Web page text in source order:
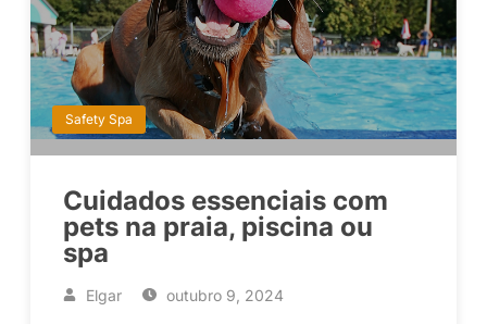
Safety Spa
Cuidados essenciais com
pets na praia, piscina ou
spa
Elgar outubro 9, 2024